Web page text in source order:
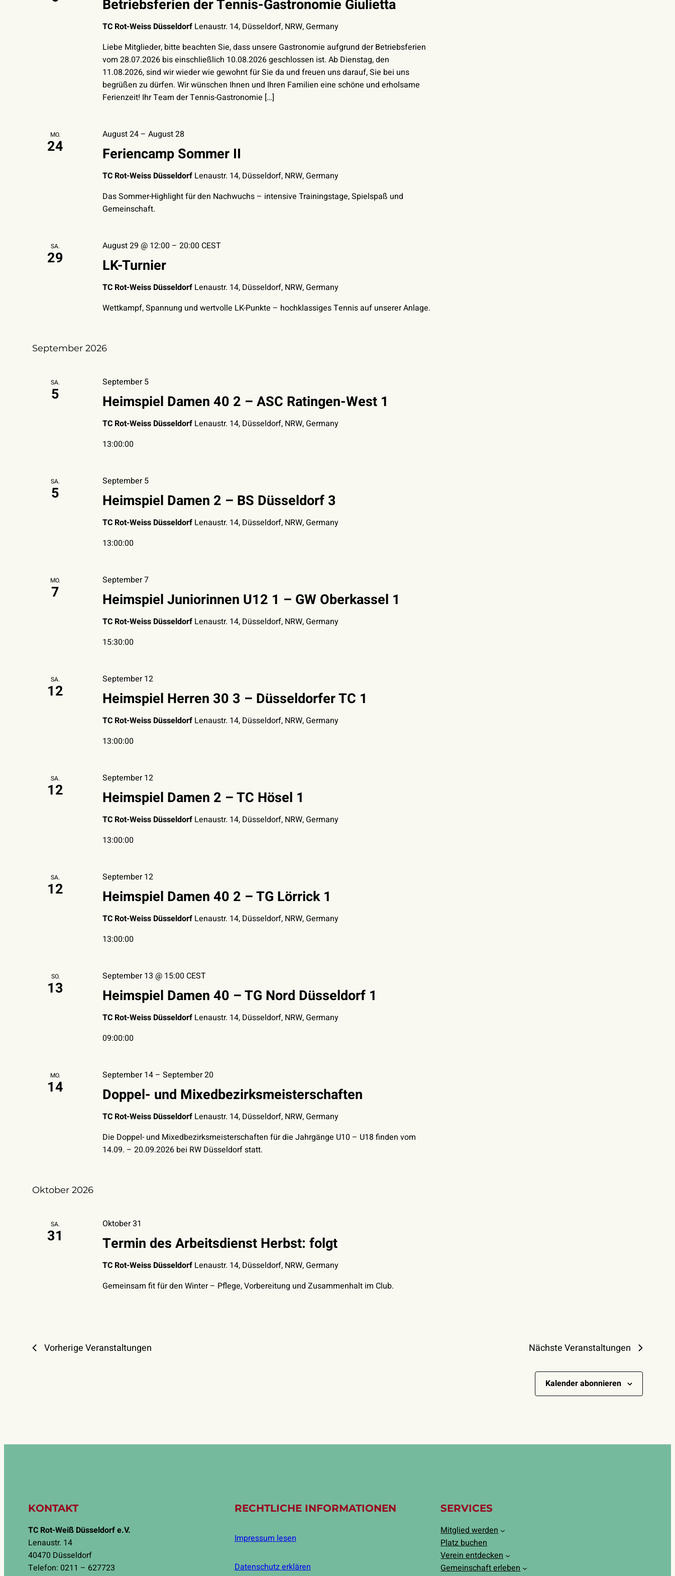
Betriebsferien der Tennis-Gastronomie Giulietta
TC Rot-Weiss Düsseldorf Lenaustr. 14, Düsseldorf, NRW, Germany
Liebe Mitglieder, bitte beachten Sie, dass unsere Gastronomie aufgrund der Betriebsferien
vom 28.07.2026 bis einschließlich 10.08.2026 geschlossen ist. Ab Dienstag, den
11.08.2026, sind wir wieder wie gewohnt für Sie da und freuen uns darauf, Sie bei uns
begrüßen zu dürfen. Wir wünschen Ihnen und Ihren Familien eine schöne und erholsame
Ferienzeit! Ihr Team der Tennis-Gastronomie […]
MO.
24 Feriencamp Sommer II
August 24 –August 28
TC Rot-Weiss Düsseldorf Lenaustr. 14, Düsseldorf, NRW, Germany
Das Sommer-Highlight für den Nachwuchs – intensive Trainingstage, Spielspaß und
Gemeinschaft.
SA.
29 LK-Turnier
August 29 @ 12:00 –20:00 CEST
TC Rot-Weiss Düsseldorf Lenaustr. 14, Düsseldorf, NRW, Germany
Wettkampf, Spannung und wertvolle LK-Punkte – hochklassiges Tennis auf unserer Anlage.
September 2026
SA.
5 Heimspiel Damen 40 2 – ASC Ratingen-West 1
September 5
TC Rot-Weiss Düsseldorf Lenaustr. 14, Düsseldorf, NRW, Germany
13:00:00
SA.
5 Heimspiel Damen 2 – BS Düsseldorf 3
September 5
TC Rot-Weiss Düsseldorf Lenaustr. 14, Düsseldorf, NRW, Germany
13:00:00
MO.
7 Heimspiel Juniorinnen U12 1 – GW Oberkassel 1
September 7
TC Rot-Weiss Düsseldorf Lenaustr. 14, Düsseldorf, NRW, Germany
15:30:00
SA.
12 Heimspiel Herren 30 3 – Düsseldorfer TC 1
September 12
TC Rot-Weiss Düsseldorf Lenaustr. 14, Düsseldorf, NRW, Germany
13:00:00
SA.
12 Heimspiel Damen 2 – TC Hösel 1
September 12
TC Rot-Weiss Düsseldorf Lenaustr. 14, Düsseldorf, NRW, Germany
13:00:00
SA.
12 Heimspiel Damen 40 2 – TG Lörrick 1
September 12
TC Rot-Weiss Düsseldorf Lenaustr. 14, Düsseldorf, NRW, Germany
13:00:00
SO.
13 Heimspiel Damen 40 – TG Nord Düsseldorf 1
September 13 @ 15:00 CEST
TC Rot-Weiss Düsseldorf Lenaustr. 14, Düsseldorf, NRW, Germany
09:00:00
MO.
14 Doppel- und Mixedbezirksmeisterschaften
September 14 –September 20
TC Rot-Weiss Düsseldorf Lenaustr. 14, Düsseldorf, NRW, Germany
Die Doppel- und Mixedbezirksmeisterschaften für die Jahrgänge U10 – U18 finden vom
14.09. – 20.09.2026 bei RW Düsseldorf statt.
Oktober 2026
SA.
31 Termin des Arbeitsdienst Herbst: folgt
Oktober 31
TC Rot-Weiss Düsseldorf Lenaustr. 14, Düsseldorf, NRW, Germany
Gemeinsam fit für den Winter – Pflege, Vorbereitung und Zusammenhalt im Club.
VorherigeVeranstaltungen NächsteVeranstaltungen
Kalender abonnieren
KONTAKT
TC Rot-Weiß Düsseldorf e.V.
Lenaustr. 14
40470 Düsseldorf
Telefon: 0211 – 627723
RECHTLICHE INFORMATIONEN
Impressum lesen
Datenschutz erklären
SERVICES
Mitglied werden
Platz buchen
Verein entdecken
Gemeinschaft erleben